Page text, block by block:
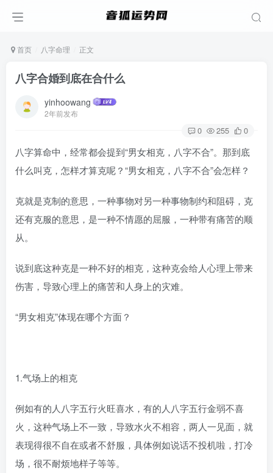
首页 八字命理 正文
八字合婚到底在合什么
yinhoowang
2年前发布
0 255 0
八字算命中，经常都会提到“男女相克，八字不合”。那到底
什么叫克，怎样才算克呢？“男女相克，八字不合”会怎样？
克就是克制的意思，一种事物对另一种事物制约和阻碍，克
还有克服的意思，是一种不情愿的屈服，一种带有痛苦的顺
从。
说到底这种克是一种不好的相克，这种克会给人心理上带来
伤害，导致心理上的痛苦和人身上的灾难。
“男女相克”体现在哪个方面？
1.气场上的相克
例如有的人八字五行火旺喜水，有的人八字五行金弱不喜
火，这种气场上不一致，导致水火不相容，两人一见面，就
表现得很不自在或者不舒服，具体例如说话不投机啦，打冷
场，很不耐烦地样子等等。